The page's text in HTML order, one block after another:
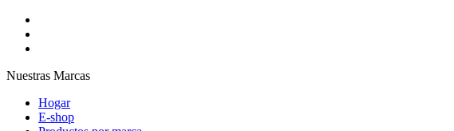
Nuestras Marcas
Hogar
E-shop